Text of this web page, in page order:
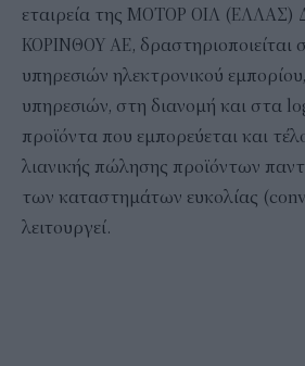
εταιρεία της ΜΟΤΟΡ ΟΙΛ (ΕΛΛΑΣ)
ΚΟΡΙΝΘΟΥ ΑΕ, δραστηριοποιείται
υπηρεσιών ηλεκτρονικού
υπηρεσιών, στη διανομή και στα
προϊόντα που εμπορεύεται και
λιανικής πώλησης προϊόντων
των καταστημάτων ευκολίας
λειτουργεί.